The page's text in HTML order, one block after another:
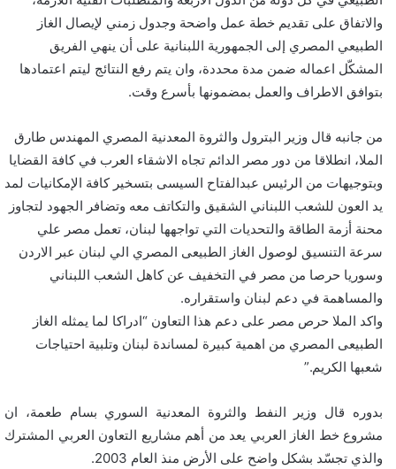
والاتفاق على تقديم خطة عمل واضحة وجدول زمني لإيصال الغاز
الطبيعي المصري إلى الجمهورية اللبنانية على أن ينهي الفريق
المشكّل اعماله ضمن مدة محددة، وان يتم رفع النتائج ليتم اعتمادها
بتوافق الاطراف والعمل بمضمونها بأسرع وقت.
من جانبه قال وزير البترول والثروة المعدنية المصري المهندس طارق
الملا، انطلاقا من دور مصر الدائم تجاه الاشقاء العرب في كافة القضايا
وبتوجيهات من الرئيس عبدالفتاح السيسى بتسخير كافة الإمكانيات لمد
يد العون للشعب اللبناني الشقيق والتكاتف معه وتضافر الجهود لتجاوز
محنة أزمة الطاقة والتحديات التي تواجهها لبنان، تعمل مصر علي
سرعة التنسيق لوصول الغاز الطبيعى المصري الي لبنان عبر الاردن
وسوريا حرصا من مصر في التخفيف عن كاهل الشعب اللبناني
والمساهمة في دعم لبنان واستقراره.
واكد الملا حرص مصر على دعم هذا التعاون “ادراكا لما يمثله الغاز
الطبيعى المصري من اهمية كبيرة لمساندة لبنان وتلبية احتياجات
شعبها الكريم.”
بدوره قال وزير النفط والثروة المعدنية السوري بسام طعمة، ان
مشروع خط الغاز العربي يعد من أهم مشاريع التعاون العربي المشترك
والذي تجسّد بشكل واضح على الأرض منذ العام 2003.